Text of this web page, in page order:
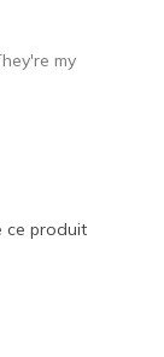
my
ce produit